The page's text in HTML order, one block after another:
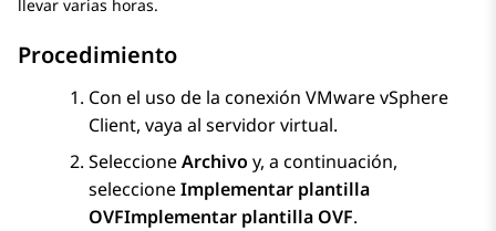
llevar varias horas.
Procedimiento
Con el uso de la conexión VMware vSphere
Client, vaya al servidor virtual.
SeleccioneArchivo y, a continuación,
seleccioneImplementar plantilla
OVFImplementar plantilla OVF.